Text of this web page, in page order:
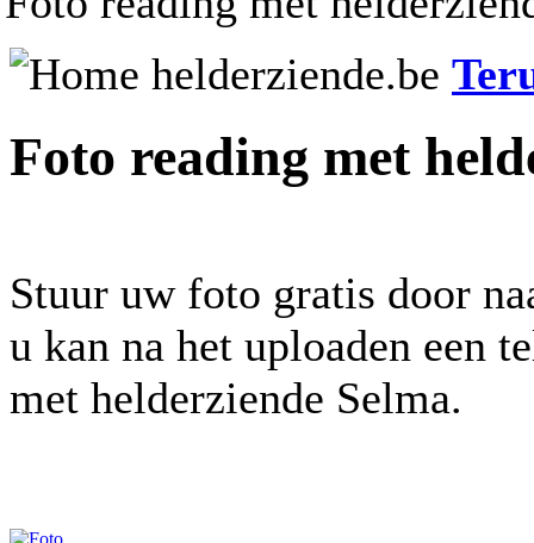
Foto reading met
Stuur uw foto gratis door
u kan na het uploaden een
met helderziende Selma.